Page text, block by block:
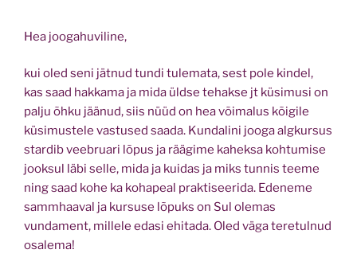
Hea joogahuviline,
kui oled seni jätnud tundi tulemata, sest pole kindel,
kas saad hakkama ja mida üldse tehakse jt küsimusi on
palju õhku jäänud, siis nüüd on hea võimalus kõigile
küsimustele vastused saada. Kundalini jooga algkursus
stardib veebruari lõpus ja räägime kaheksa kohtumise
jooksul läbi selle, mida ja kuidas ja miks tunnis teeme
ning saad kohe ka kohapeal praktiseerida. Edeneme
sammhaaval ja kursuse lõpuks on Sul olemas
vundament, millele edasi ehitada. Oled väga teretulnud
osalema!